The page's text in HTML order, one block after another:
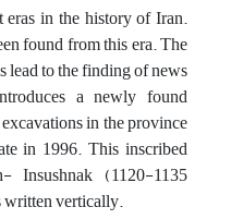
in the history of Iran.
found from this era. The
lead to the finding of news
a newly found
in the province
in 1996. This inscribed
Insushnak (1120-1135
vertically.